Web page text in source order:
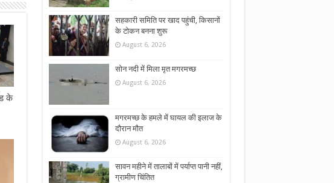
के
सहकारी समिति पर खाद पहुंची, किसानों
के टोकन बनना शुरू
August 6, 2026
सोन नदी में मिला मृत मगरमच्छ
August 6, 2026
मगरमच्छ के हमले में घायल की इलाज के
दौरान मौत
August 6, 2026
सावन महीने में तालाबों में पर्याप्त पानी नहीं,
ग्रामीण चिंतित